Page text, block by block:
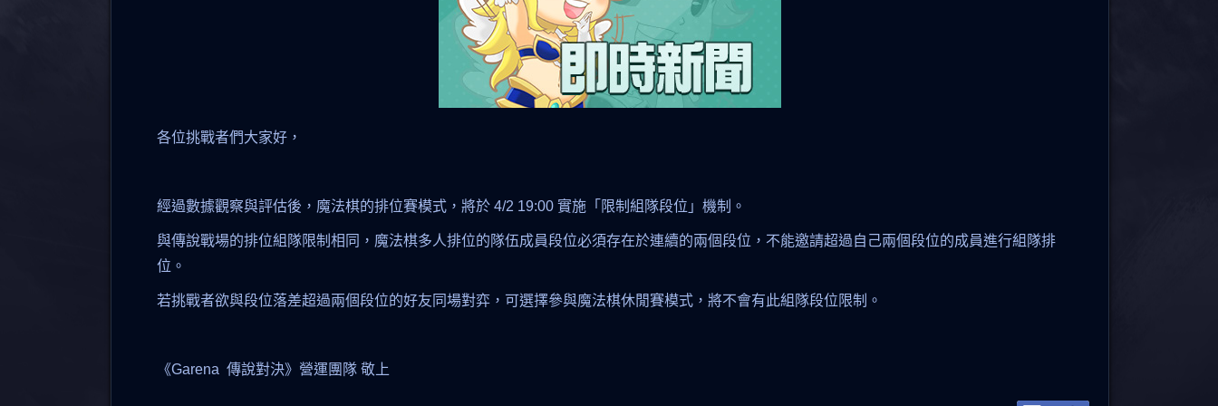
各位挑戰者們大家好，
經過數據觀察與評估後，魔法棋的排位賽模式，將於 4/2 19:00 實施「限制組隊段位」機制。
與傳說戰場的排位組隊限制相同，魔法棋多人排位的隊伍成員段位必須存在於連續的兩個段位，不能邀請超過自己兩個段位的成員進行組隊排
位。
若挑戰者欲與段位落差超過兩個段位的好友同場對弈，可選擇參與魔法棋休閒賽模式，將不會有此組隊段位限制。
《Garena 傳說對決》營運團隊 敬上